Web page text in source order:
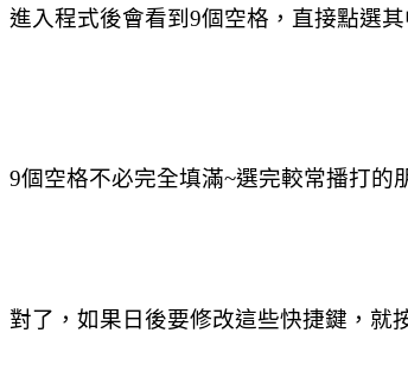
進入程式後會看到9個空格，直接點選
9個空格不必完全填滿~選完較常播打的
對了，如果日後要修改這些快捷鍵，就